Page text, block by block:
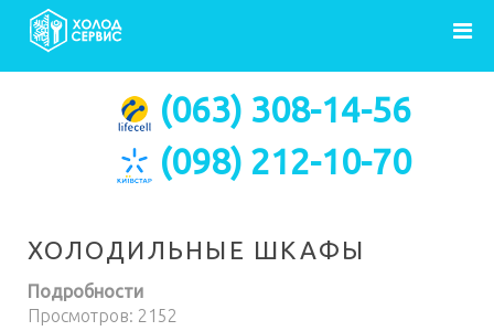
Статьи Холодильные шкафы
(063) 308-14-56
(098) 212-10-70
ХОЛОДИЛЬНЫЕ ШКАФЫ
Подробности
Просмотров: 2152